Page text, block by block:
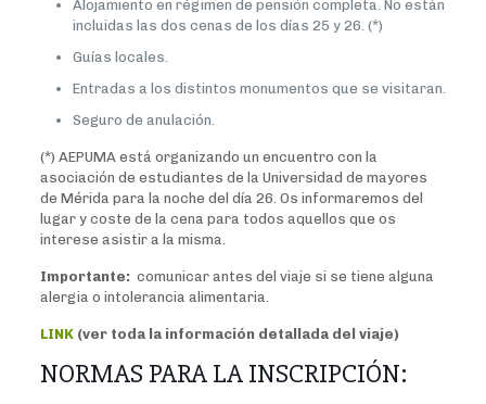
Alojamiento en régimen de pensión completa. No están
incluidas las dos cenas de los días 25 y 26. (*)
Guías locales.
Entradas a los distintos monumentos que se visitaran.
Seguro de anulación.
(*) AEPUMA está organizando un encuentro con la
asociación de estudiantes de la Universidad de mayores
de Mérida para la noche del día 26. Os informaremos del
lugar y coste de la cena para todos aquellos que os
interese asistir a la misma.
Importante: comunicar antes del viaje si se tiene alguna
alergia o intolerancia alimentaria.
LINK(ver toda la información detallada del viaje)
NORMAS PARA LA INSCRIPCIÓN: